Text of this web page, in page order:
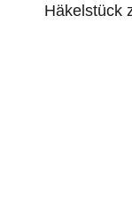
Häkelstück